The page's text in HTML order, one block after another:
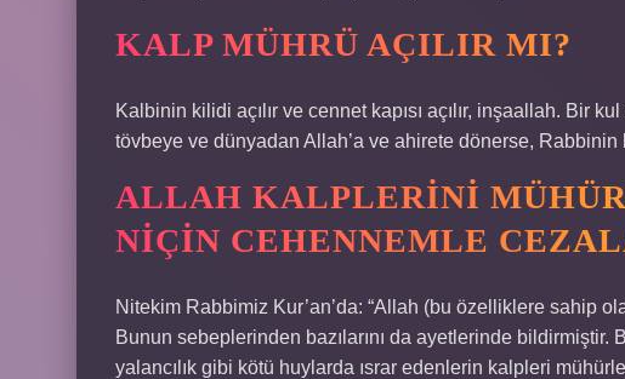
KALP MÜHRÜ AÇILIR MI?
Kalbinin kilidi açılır ve cennet kapısı açılır, inşaallah. Bir
tövbeye ve dünyadan Allah’a ve ahirete dönerse, Rabbinin
ALLAH KALPLERINI
NIÇIN CEHENNEMLE
Nitekim Rabbimiz Kur’an’da: “Allah (bu özelliklere sahip
Bunun sebeplerinden bazılarını da ayetlerinde bildirmiştir.
yalancılık gibi kötü huylarda ısrar edenlerin kalpleri